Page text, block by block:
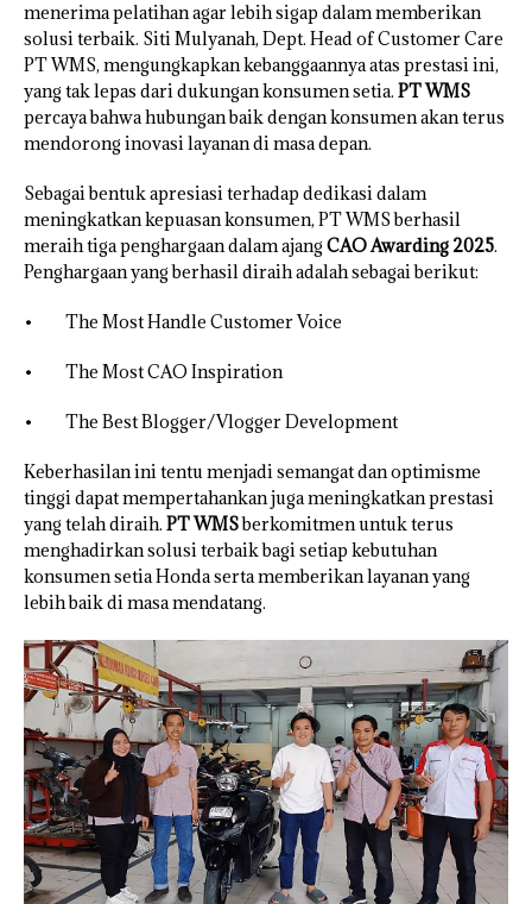
menerima pelatihan agar lebih sigap dalam memberikan
solusi terbaik. Siti Mulyanah, Dept. Head of Customer Care
PT WMS, mengungkapkan kebanggaannya atas prestasi ini,
yang tak lepas dari dukungan konsumen setia. PT WMS
percaya bahwa hubungan baik dengan konsumen akan terus
mendorong inovasi layanan di masa depan.
Sebagai bentuk apresiasi terhadap dedikasi dalam
meningkatkan kepuasan konsumen, PT WMS berhasil
meraih tiga penghargaan dalam ajangCAO Awarding 2025.
Penghargaan yang berhasil diraih adalah sebagai berikut:
• The Most Handle Customer Voice
• The Most CAO Inspiration
• The Best Blogger/Vlogger Development
Keberhasilan ini tentu menjadi semangat dan optimisme
tinggi dapat mempertahankan juga meningkatkan prestasi
yang telah diraih. PT WMSberkomitmen untuk terus
menghadirkan solusi terbaik bagi setiap kebutuhan
konsumen setia Honda serta memberikan layanan yang
lebih baik di masa mendatang.